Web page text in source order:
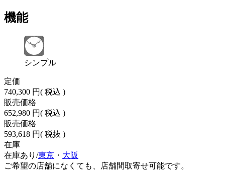
機能
シンプル
定価
740,300 円( 税込 )
販売価格
652,980 円( 税込 )
販売価格
593,618 円( 税抜 )
在庫
在庫あり/東京 ・ 大阪
ご希望の店舗になくても、店舗間取寄せ可能です。